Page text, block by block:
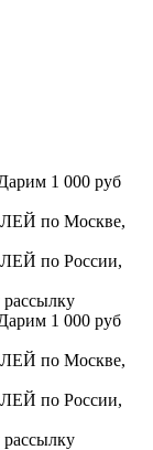
1 000 руб
по Москве,
по России,
1 000 руб
по Москве,
по России,